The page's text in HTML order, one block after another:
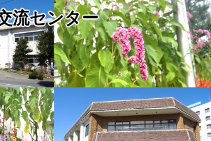
流センター